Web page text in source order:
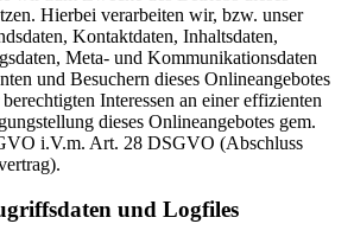
Hierbei verarbeiten wir, bzw. unser
Kontaktdaten, Inhaltsdaten,
Meta- und Kommunikationsdaten
und Besuchern dieses Onlineangebotes
Interessen an einer effizienten
dieses Onlineangebotes gem.
i.V.m. Art. 28 DSGVO (Abschluss
und Logfiles